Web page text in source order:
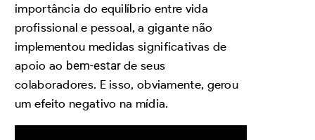
importância do equilíbrio entre vida
profissional e pessoal, a gigante não
implementou medidas significativas de
apoio ao bem-estarde seus
colaboradores. E isso, obviamente, gerou
um efeito negativo na mídia.